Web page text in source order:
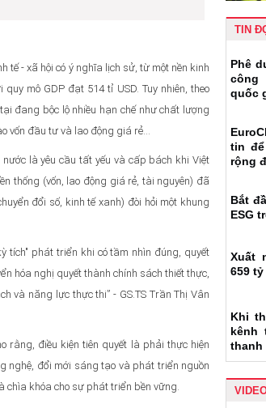
- xã hội có ý nghĩa lịch sử, từ một nền kinh
mô GDP đạt 514 tỉ USD. Tuy nhiên, theo
đang bộc lộ nhiều hạn chế như chất lượng
vốn đầu tư và lao động giá rẻ…
là yêu cầu tất yếu và cấp bách khi Việt
thống (vốn, lao động giá rẻ, tài nguyên) đã
đổi số, kinh tế xanh) đòi hỏi một khung
tích" phát triển khi có tầm nhìn đúng, quyết
hóa nghị quyết thành chính sách thiết thực,
và năng lực thực thi” - GS.TS Trần Thị Vân
rằng, điều kiện tiên quyết là phải thực hiện
nghệ, đổi mới sáng tạo và phát triển nguồn
chìa khóa cho sự phát triển bền vững.
TIN
Phê
công
quốc
tin
rộng
Bắt
ESG
Xuất
659 tỷ
Khi
kênh
thanh